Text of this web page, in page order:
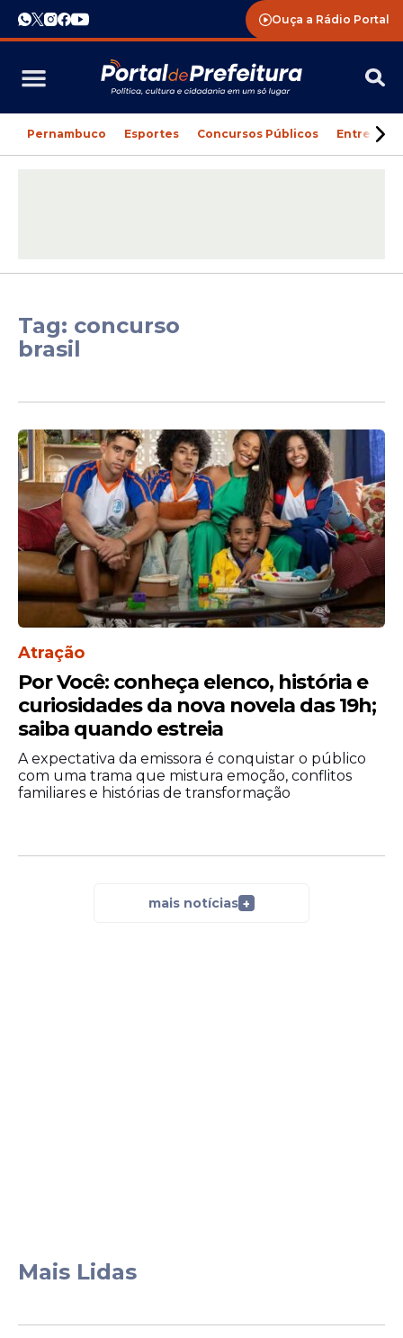
Ouça a Rádio Portal
Pernambuco Esportes Concursos Públicos
Tag: concurso
brasil
Atração
Por Você: conheça elenco, história e
curiosidades da nova novela das 19h;
saiba quando estreia
A expectativa da emissora é conquistar o público
com uma trama que mistura emoção, conflitos
familiares e histórias de transformação
mais notícias +
Mais Lidas